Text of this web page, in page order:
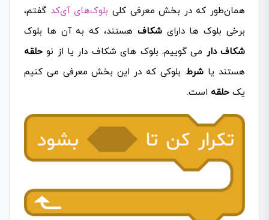
همان‌طور که در بخش معرفی کلی بلوک‌های آی‌کد گفتم،
برخی بلوک ها دارایشکاف هستند، که به آن ها بلوک
شکاف دار می گوییم. بلوک های شکاف دار یا از نو حلقه
هستند یا شرط. بلوکی که در این بخش معرفی می کنیم
یک حلقه است.